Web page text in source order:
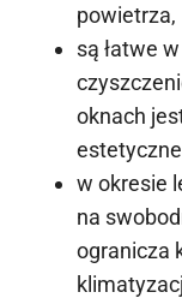
powietrza,
są łatwe
oknach
w okresie
na
ogranicza